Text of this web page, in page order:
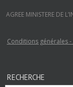
AGREE MINISTERE DE
Conditions générales
RECHERCHE